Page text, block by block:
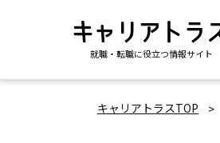
就職・転職に役立つ情報サイト
キャリアトラスTOP